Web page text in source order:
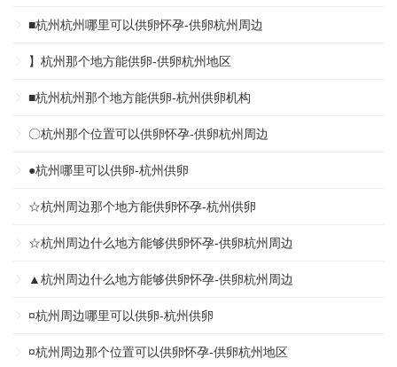
■杭州杭州哪里可以供卵怀孕-供卵杭州周边
】杭州那个地方能供卵-供卵杭州地区
■杭州杭州那个地方能供卵-杭州供卵机构
〇杭州那个位置可以供卵怀孕-供卵杭州周边
●杭州哪里可以供卵-杭州供卵
☆杭州周边那个地方能供卵怀孕-杭州供卵
☆杭州周边什么地方能够供卵怀孕-供卵杭州周边
▲杭州周边什么地方能够供卵怀孕-供卵杭州周边
¤杭州周边哪里可以供卵-杭州供卵
¤杭州周边那个位置可以供卵怀孕-供卵杭州地区